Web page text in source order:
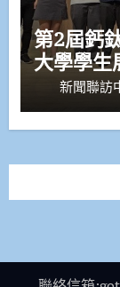
第2屆鈣
大學學生
新聞聯訪